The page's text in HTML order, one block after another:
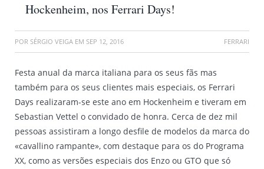
Hockenheim, nos Ferrari Days!
POR SÉRGIO VEIGA EM SEP 12, 2016 FERRARI
Festa anual da marca italiana para os seus fãs mas
também para os seus clientes mais especiais, os Ferrari
Days realizaram-se este ano em Hockenheim e tiveram em
Sebastian Vettel o convidado de honra. Cerca de dez mil
pessoas assistiram a longo desfile de modelos da marca do
«cavallino rampante», com destaque para os do Programa
XX, como as versões especiais dos Enzo ou GTO que só